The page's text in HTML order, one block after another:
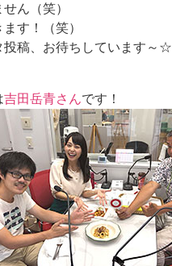
ん（笑）
す！（笑）
投稿、お待ちしています～☆
吉田岳青さんです！